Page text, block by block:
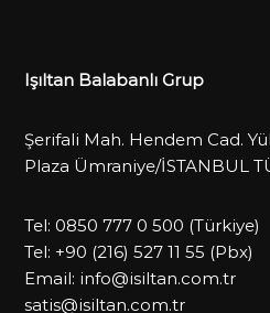
Işıltan Balabanlı Grup
Şerifali Mah. Hendem Cad.
Plaza Ümraniye/İSTANBUL
Tel: 0850 777 0 500 (Türkiye)
Tel: +90 (216) 527 11 55 (Pbx)
Email: info@isiltan.com.tr
satis@isiltan.com.tr